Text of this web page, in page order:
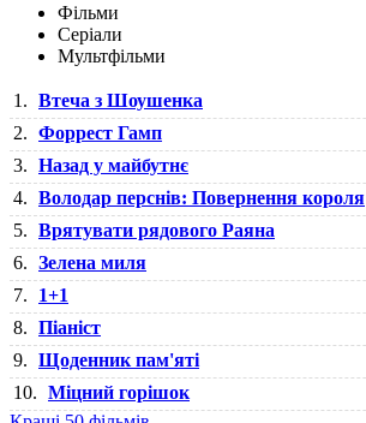
Фільми
Серіали
Мультфільми
1. Втеча з Шоушенка
2. Форрест Гамп
3. Назад у майбутнє
4. Володар перснів: Повернення короля
5. Врятувати рядового Раяна
6. Зелена миля
7.
1+1
8. Піаніст
9. Щоденник пам'яті
10. Міцний горішок